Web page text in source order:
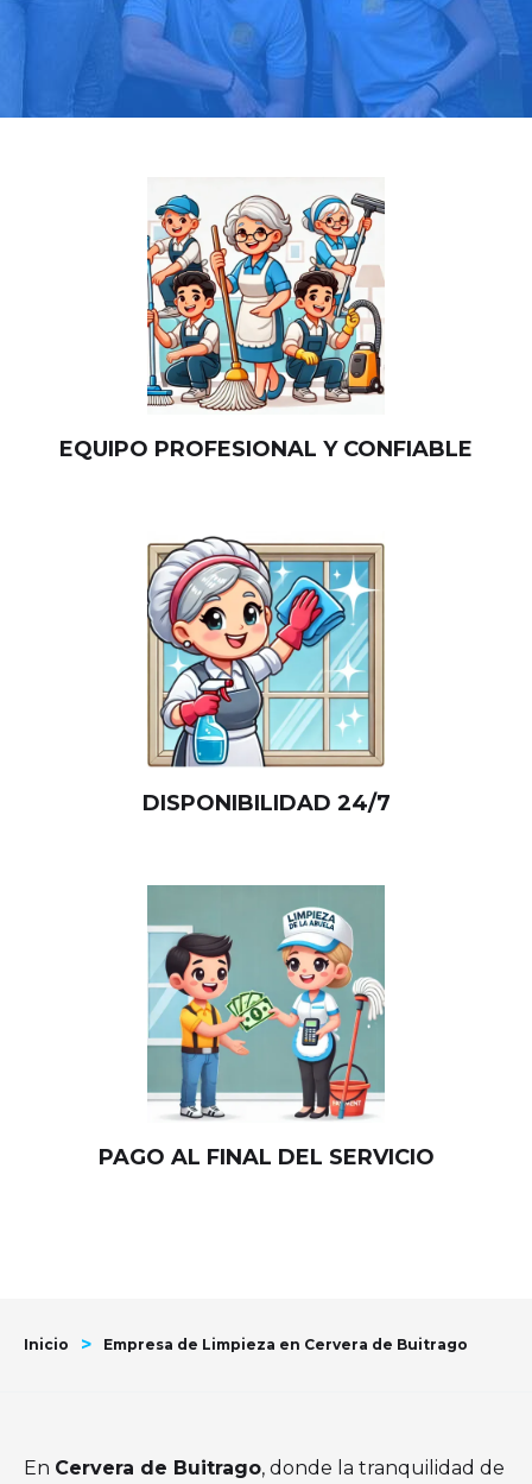
Más de 1000 clientes confían en nosotros
⭐⭐⭐⭐⭐
EQUIPO PROFESIONAL Y CONFIABLE
DISPONIBILIDAD 24/7
PAGO AL FINAL DEL SERVICIO
Inicio > Empresa de Limpieza en Cervera de Buitrago
En Cervera de Buitrago, donde la tranquilidad de